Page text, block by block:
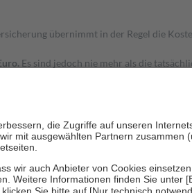
übernimmt in der Regel die
Es sind jedoch nie mehr als die
Zuzahlungen an bei: